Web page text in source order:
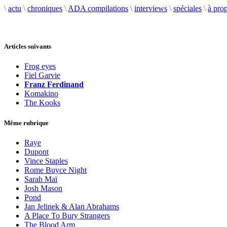
\ actu \ chroniques \ ADA compilations \ interviews \ spéciales \ à
Articles suivants
Frog eyes
Fiel Garvie
Franz Ferdinand
Komakino
The Kooks
Même rubrique
Raye
Dupont
Vince Staples
Rome Buyce Night
Sarah Maï
Josh Mason
Pond
Jan Jelinek & Alan Abrahams
A Place To Bury Strangers
The Blood Arm